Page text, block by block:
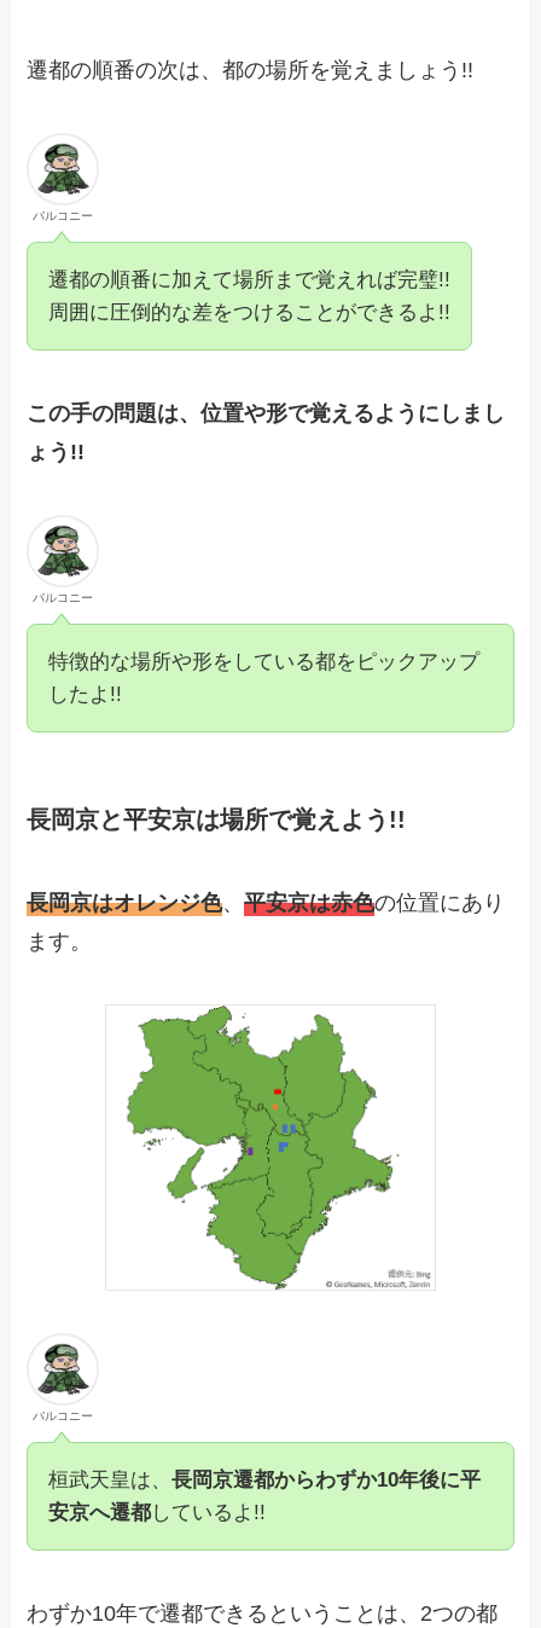
遷都の順番の次は、都の場所を覚えましょう!!
バルコニー
遷都の順番に加えて場所まで覚えれば完璧!!
周囲に圧倒的な差をつけることができるよ!!
この手の問題は、位置や形で覚えるようにしまし
ょう!!
バルコニー
特徴的な場所や形をしている都をピックアップ
したよ!!
長岡京と平安京は場所で覚えよう!!
長岡京はオレンジ色、平安京は赤色の位置にあり
ます。
バルコニー
桓武天皇は、長岡京遷都からわずか10年後に平
安京へ遷都しているよ!!
わずか10年で遷都できるということは、2つの都